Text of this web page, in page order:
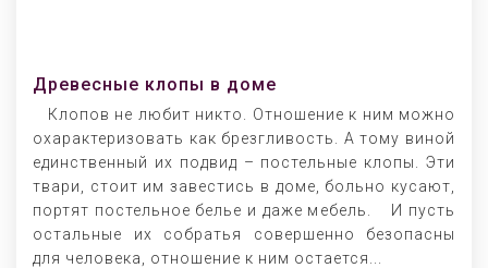
Древесные клопы в доме
Клопов не любит никто. Отношение к ним можно
охарактеризовать как брезгливость. А тому виной
единственный их подвид – постельные клопы. Эти
твари, стоит им завестись в доме, больно кусают,
портят постельное белье и даже мебель. И пусть
остальные их собратья совершенно безопасны
для человека, отношение к ним остается...